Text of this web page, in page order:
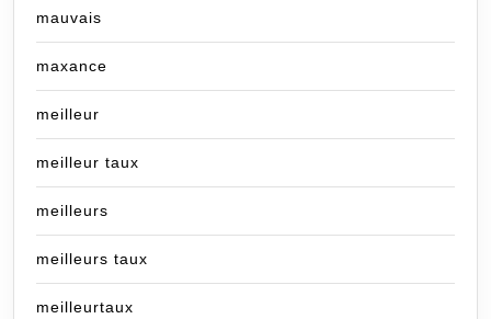
mauvais
maxance
meilleur
meilleur taux
meilleurs
meilleurs taux
meilleurtaux